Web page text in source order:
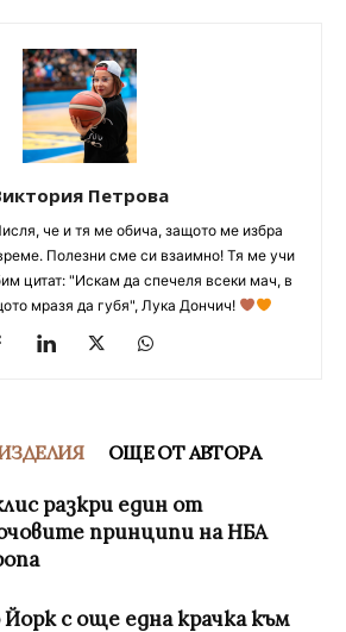
Петрова
че и тя ме обича, защото ме избра
Полезни сме си взаимно! Тя ме учи
цитат: "Искам да спечеля всеки мач, в
мразя да губя", Лука Дончич!
ОЩЕ ОТ АВТОРА
разкри един от
принципи на НБА
с още една крачка към